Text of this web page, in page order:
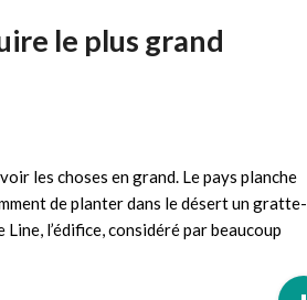
le plus grand
les choses en grand. Le pays planche
de planter dans le désert un gratte-
l’édifice, considéré par beaucoup